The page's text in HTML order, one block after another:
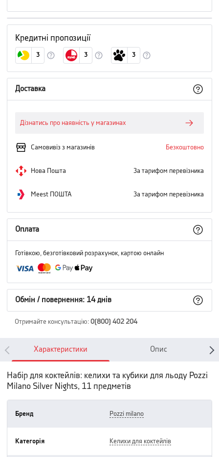
Кредитні пропозиції
3 3 3
Доставка
Дізнатись про наявність у магазинах
Самовивіз з магазинів Безкоштовно
Нова Пошта За тарифом перевізника
Meest ПОШТА За тарифом перевізника
Оплата
Готівкою, безготівковий розрахунок, картою онлайн
Обмін / повернення: 14 днів
Отримайте консультацію: 0(800) 402 204
Характеристики Опис
Набір для коктейлів: келихи та кубики для льоду Pozzi
Milano Silver Nights, 11 предметів
Бренд pozzi milano
Категорія келихи для коктейлів